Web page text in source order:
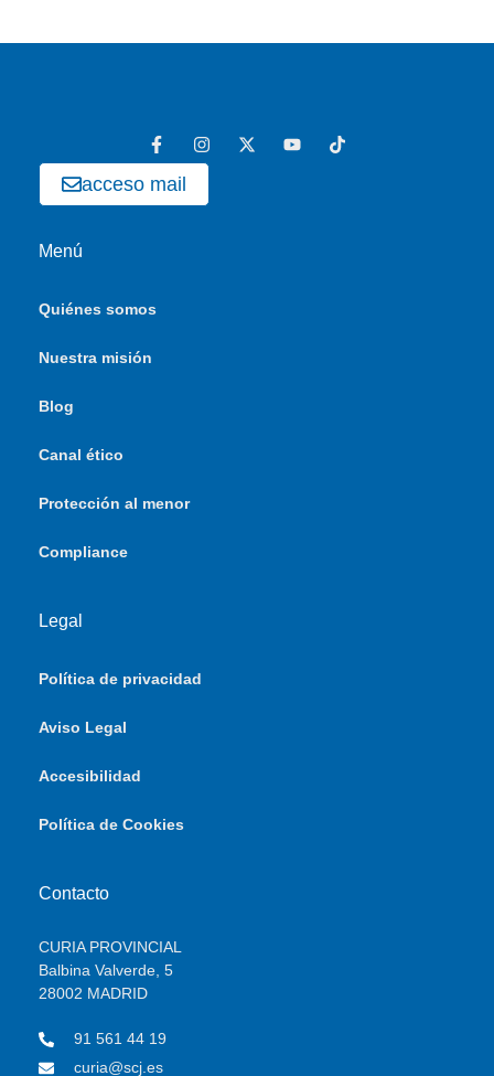
acceso mail
Menú
Quiénes somos
Nuestra misión
Blog
Canal ético
Protección al menor
Compliance
Legal
Política de privacidad
Aviso Legal
Accesibilidad
Política de Cookies
Contacto
CURIA PROVINCIAL
Balbina Valverde, 5
28002 MADRID
91 561 44 19
curia@scj.es